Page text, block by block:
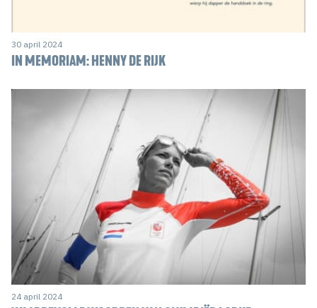
30 april 2024
IN MEMORIAM: HENNY DE RIJK
24 april 2024